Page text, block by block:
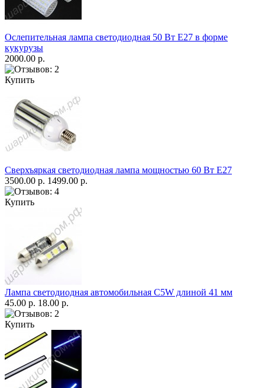
Ослепительная лампа светодиодная 50 Вт Е27 в форме
кукурузы
2000.00 р.
Купить
Сверхъяркая светодиодная лампа мощностью 60 Вт Е27
3500.00 р. 1499.00 р.
Купить
Лампа светодиодная автомобильная C5W длиной 41 мм
45.00 р. 18.00 р.
Купить